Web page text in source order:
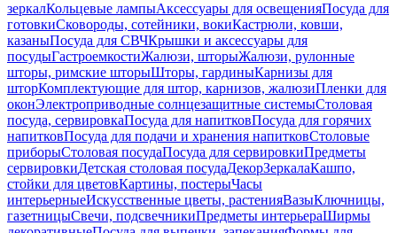
зеркалКольцевые лампыАксессуары для освещенияПосуда для
готовкиСковороды, сотейники, вокиКастрюли, ковши,
казаныПосуда для СВЧКрышки и аксессуары для
посудыГастроемкостиЖалюзи, шторыЖалюзи, рулонные
шторы, римские шторыШторы, гардиныКарнизы для
шторКомплектующие для штор, карнизов, жалюзиПленки для
оконЭлектроприводные солнцезащитные системыСтоловая
посуда, сервировкаПосуда для напитковПосуда для горячих
напитковПосуда для подачи и хранения напитковСтоловые
приборыСтоловая посудаПосуда для сервировкиПредметы
сервировкиДетская столовая посудаДекорЗеркалаКашпо,
стойки для цветовКартины, постерыЧасы
интерьерныеИскусственные цветы, растенияВазыКлючницы,
газетницыСвечи, подсвечникиПредметы интерьераШирмы